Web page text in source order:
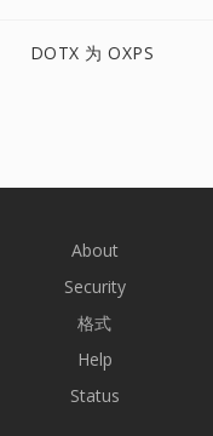
DOTX 为 OXPS
About
Security
格式
Help
Status